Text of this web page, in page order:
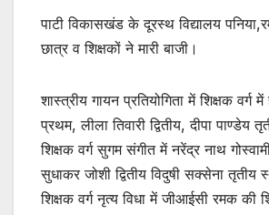
पाटी विकासखंड के दूरस्थ विद्यालय
छात्र व शिक्षकों ने मारी बाजी।
शास्त्रीय गायन प्रतियोगिता में शिक्षक वर्ग
प्रथम, लीला तिवारी द्वितीय, दीपा पाण्डेय
शिक्षक वर्ग सुगम संगीत में नरेंद्र नाथ
सुधाकर जोशी द्वितीय विदुषी सक्सेना तृतीय
शिक्षक वर्ग नृत्य विधा में जीआईसी रमक की